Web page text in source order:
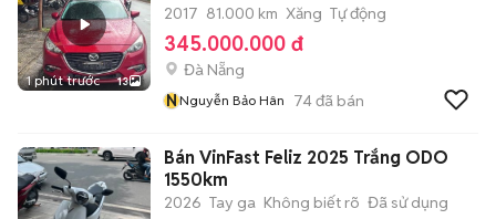
1 phút trước 13
2017 81.000 km Xăng Tự động
345.000.000 đ
Đà Nẵng
NNguyễn Bảo Hân 74đã bán
Bán VinFast Feliz 2025 Trắng ODO
1550km
2026 Tay ga Không biết rõ Đã sử dụng